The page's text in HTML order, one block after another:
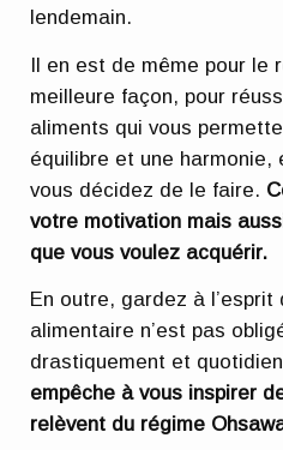
lendemain.
Il en est de même pour le
meilleure façon, pour
aliments qui vous
équilibre et une harmonie,
vous décidez de le faire.
votre motivation mais
que vous voulez acquérir.
En outre, gardez à
alimentaire n’est pas
drastiquement et
empêche à vous inspirer
relèvent du régime